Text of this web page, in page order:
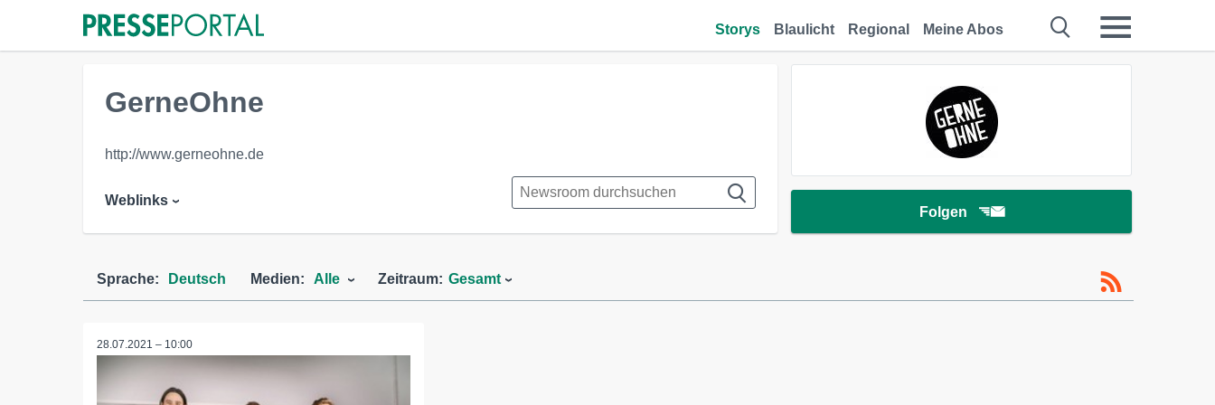
Storys Blaulicht Regional Meine Abos
Folgen
GerneOhne
http://www.gerneohne.de
Weblinks
Sprache: Deutsch Medien: Alle Zeitraum: Gesamt
28.07.2021 – 10:00